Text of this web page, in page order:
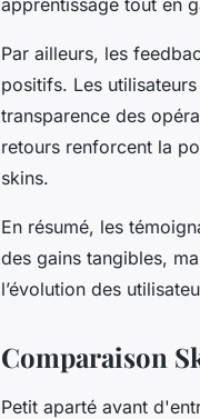
apprentissage tout en
Par ailleurs, les
positifs. Les
transparence des
retours renforcent la
skins.
En résumé, les
des gains tangibles,
l’évolution des
Comparaison
Petit aparté avant